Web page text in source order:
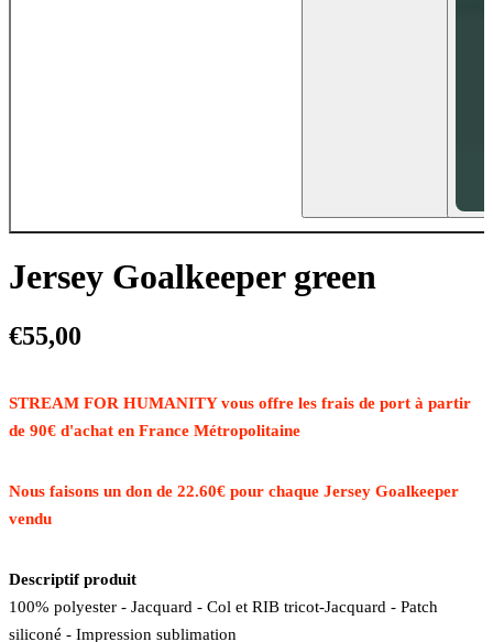
Jersey Goalkeeper green
€55,00
STREAM FOR HUMANITY vous offre les frais de port à partir
de 90€ d'achat en France Métropolitaine
Nous faisons un don de 22.60€ pour chaque Jersey Goalkeeper
vendu
Descriptif produit
100% polyester - Jacquard - Col et RIB tricot-Jacquard - Patch
siliconé - Impression sublimation